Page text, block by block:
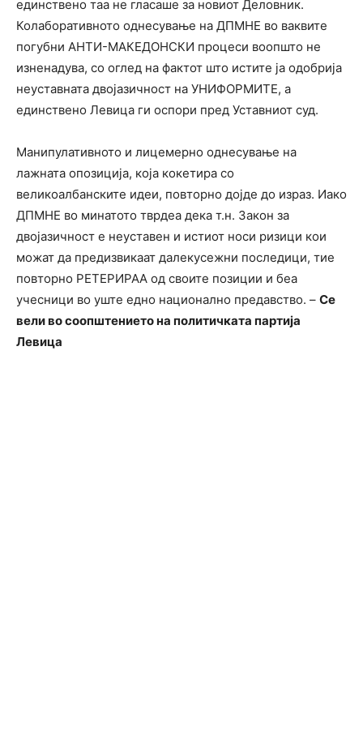
единствено таа не гласаше за новиот Деловник.
Колаборативното однесување на ДПМНЕ во ваквите
погубни АНТИ-МАКЕДОНСКИ процеси воопшто не
изненадува, со оглед на фактот што истите ја одобрија
неуставната двојазичност на УНИФОРМИТЕ, а
единствено Левица ги оспори пред Уставниот суд.
Манипулативното и лицемерно однесување на
лажната опозиција, која кокетира со
великоалбанските идеи, повторно дојде до израз. Иако
ДПМНЕ во минатото тврдеа дека т.н. Закон за
двојазичност е неуставен и истиот носи ризици кои
можат да предизвикаат далекусежни последици, тие
повторно РЕТЕРИРАА од своите позиции и беа
учесници во уште едно национално предавство. – Се
вели во соопштението на политичката партија
Левица